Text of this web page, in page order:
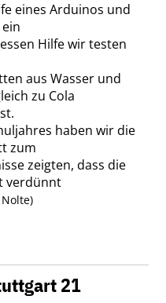
eines Arduinos und
Hilfe wir testen
aus Wasser und
zu Cola
haben wir die
zum
zeigten, dass die
verdünnt
21